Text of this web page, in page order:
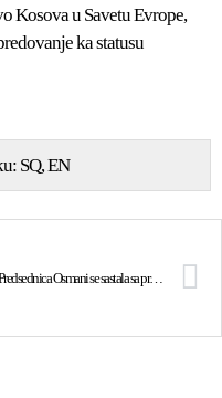
Kosova u Savetu Evrope,
ka statusu
SQ EN
Predsednica Osmani se sastala sa premijerom Ujedinjenog Kraljevstva, Keirom Starmerom: Kosovo je zahvalno na nepokolebljivoj podršci Ujedinjenog Kraljevstva